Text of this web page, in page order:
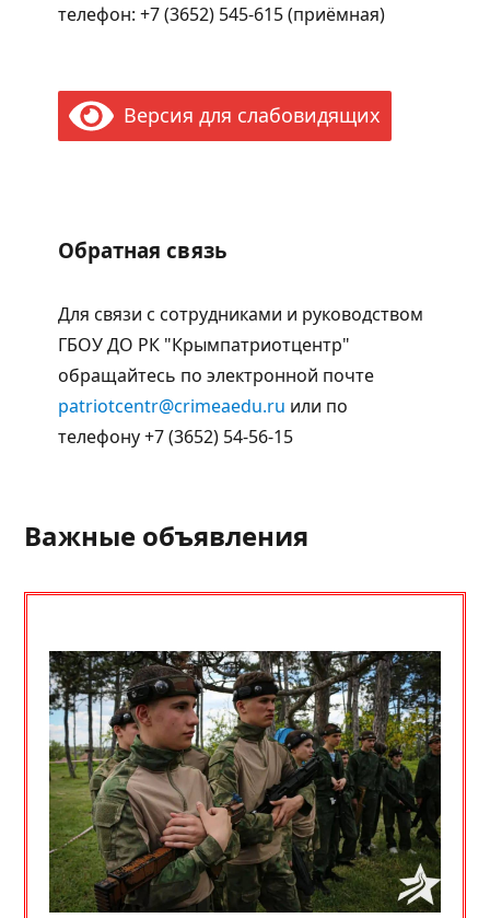
телефон: +7 (3652) 545-615 (приёмная)
Версия для слабовидящих
Обратная связь
Для связи с сотрудниками и руководством
ГБОУ ДО РК "Крымпатриотцентр"
обращайтесь по электронной почте
patriotcentr@crimeaedu.ru или по
телефону +7 (3652) 54-56-15
Важные объявления